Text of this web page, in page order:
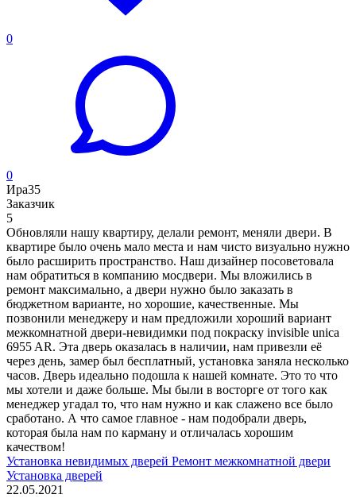
0
0
Ира35
Заказчик
5
Обновляли нашу квартиру, делали ремонт, меняли двери. В
квартире было очень мало места и нам чисто визуально нужно
было расширить пространство. Наш дизайнер посоветовала
нам обратиться в компанию мосдвери. Мы вложились в
ремонт максимально, а двери нужно было заказать в
бюджетном варианте, но хорошие, качественные. Мы
позвонили менеджеру и нам предложили хороший вариант
межкомнатной двери-невидимки под покраску invisible unica
6955 AR. Эта дверь оказалась в наличии, нам привезли её
через день, замер был бесплатный, установка заняла несколько
часов. Дверь идеально подошла к нашей комнате. Это то что
мы хотели и даже больше. Мы были в восторге от того как
менеджер угадал то, что нам нужно и как слажено все было
сработано. А что самое главное - нам подобрали дверь,
которая была нам по карману и отличалась хорошим
качеством!
Установка невидимых дверей Ремонт межкомнатной двери
Установка дверей
22.05.2021